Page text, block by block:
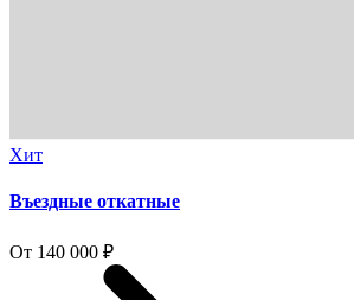
Хит
Въездные откатные
От 140 000 ₽